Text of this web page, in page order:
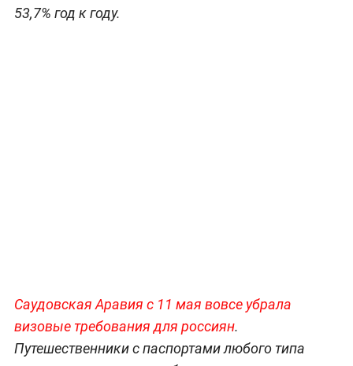
53,7% год к году.
Саудовская Аравия с 11 мая вовсе убрала
визовые требования для россиян.
Путешественники с паспортами любого типа